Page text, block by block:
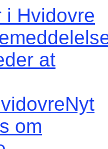
i Hvidovre
at
om